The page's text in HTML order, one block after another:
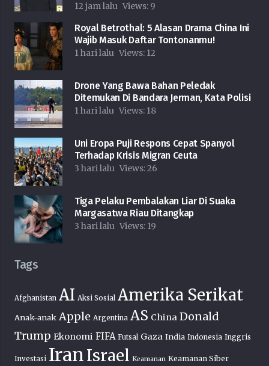
12 jam lalu Views: 9
Royal Betrothal: 5 Alasan Drama China Ini
Wajib Masuk Daftar Tontonanmu!
1 hari lalu Views: 12
Drone Yang Bawa Bahan Peledak
Ditemukan Di Bandara Jerman, Kata Polisi
1 hari lalu Views: 18
Uni Eropa Puji Respons Cepat Spanyol
Terhadap Krisis Migran Ceuta
3 hari lalu Views:26
Tiga Pelaku Pembalakan Liar Di Suaka
Margasatwa Riau Ditangkap
3 hari lalu Views: 19
Tags
Afghanistan AI Aksi Sosial Amerika Serikat
Anak-anak Apple Argentina AS China Donald
Trump Ekonomi FIFA Futsal Gaza India Indonesia Inggris
Investasi IranIsrael Keamanan Keamanan Siber